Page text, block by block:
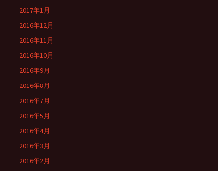
2017年1月
2016年12月
2016年11月
2016年10月
2016年9月
2016年8月
2016年7月
2016年5月
2016年4月
2016年3月
2016年2月